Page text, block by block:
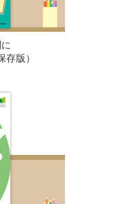
版）